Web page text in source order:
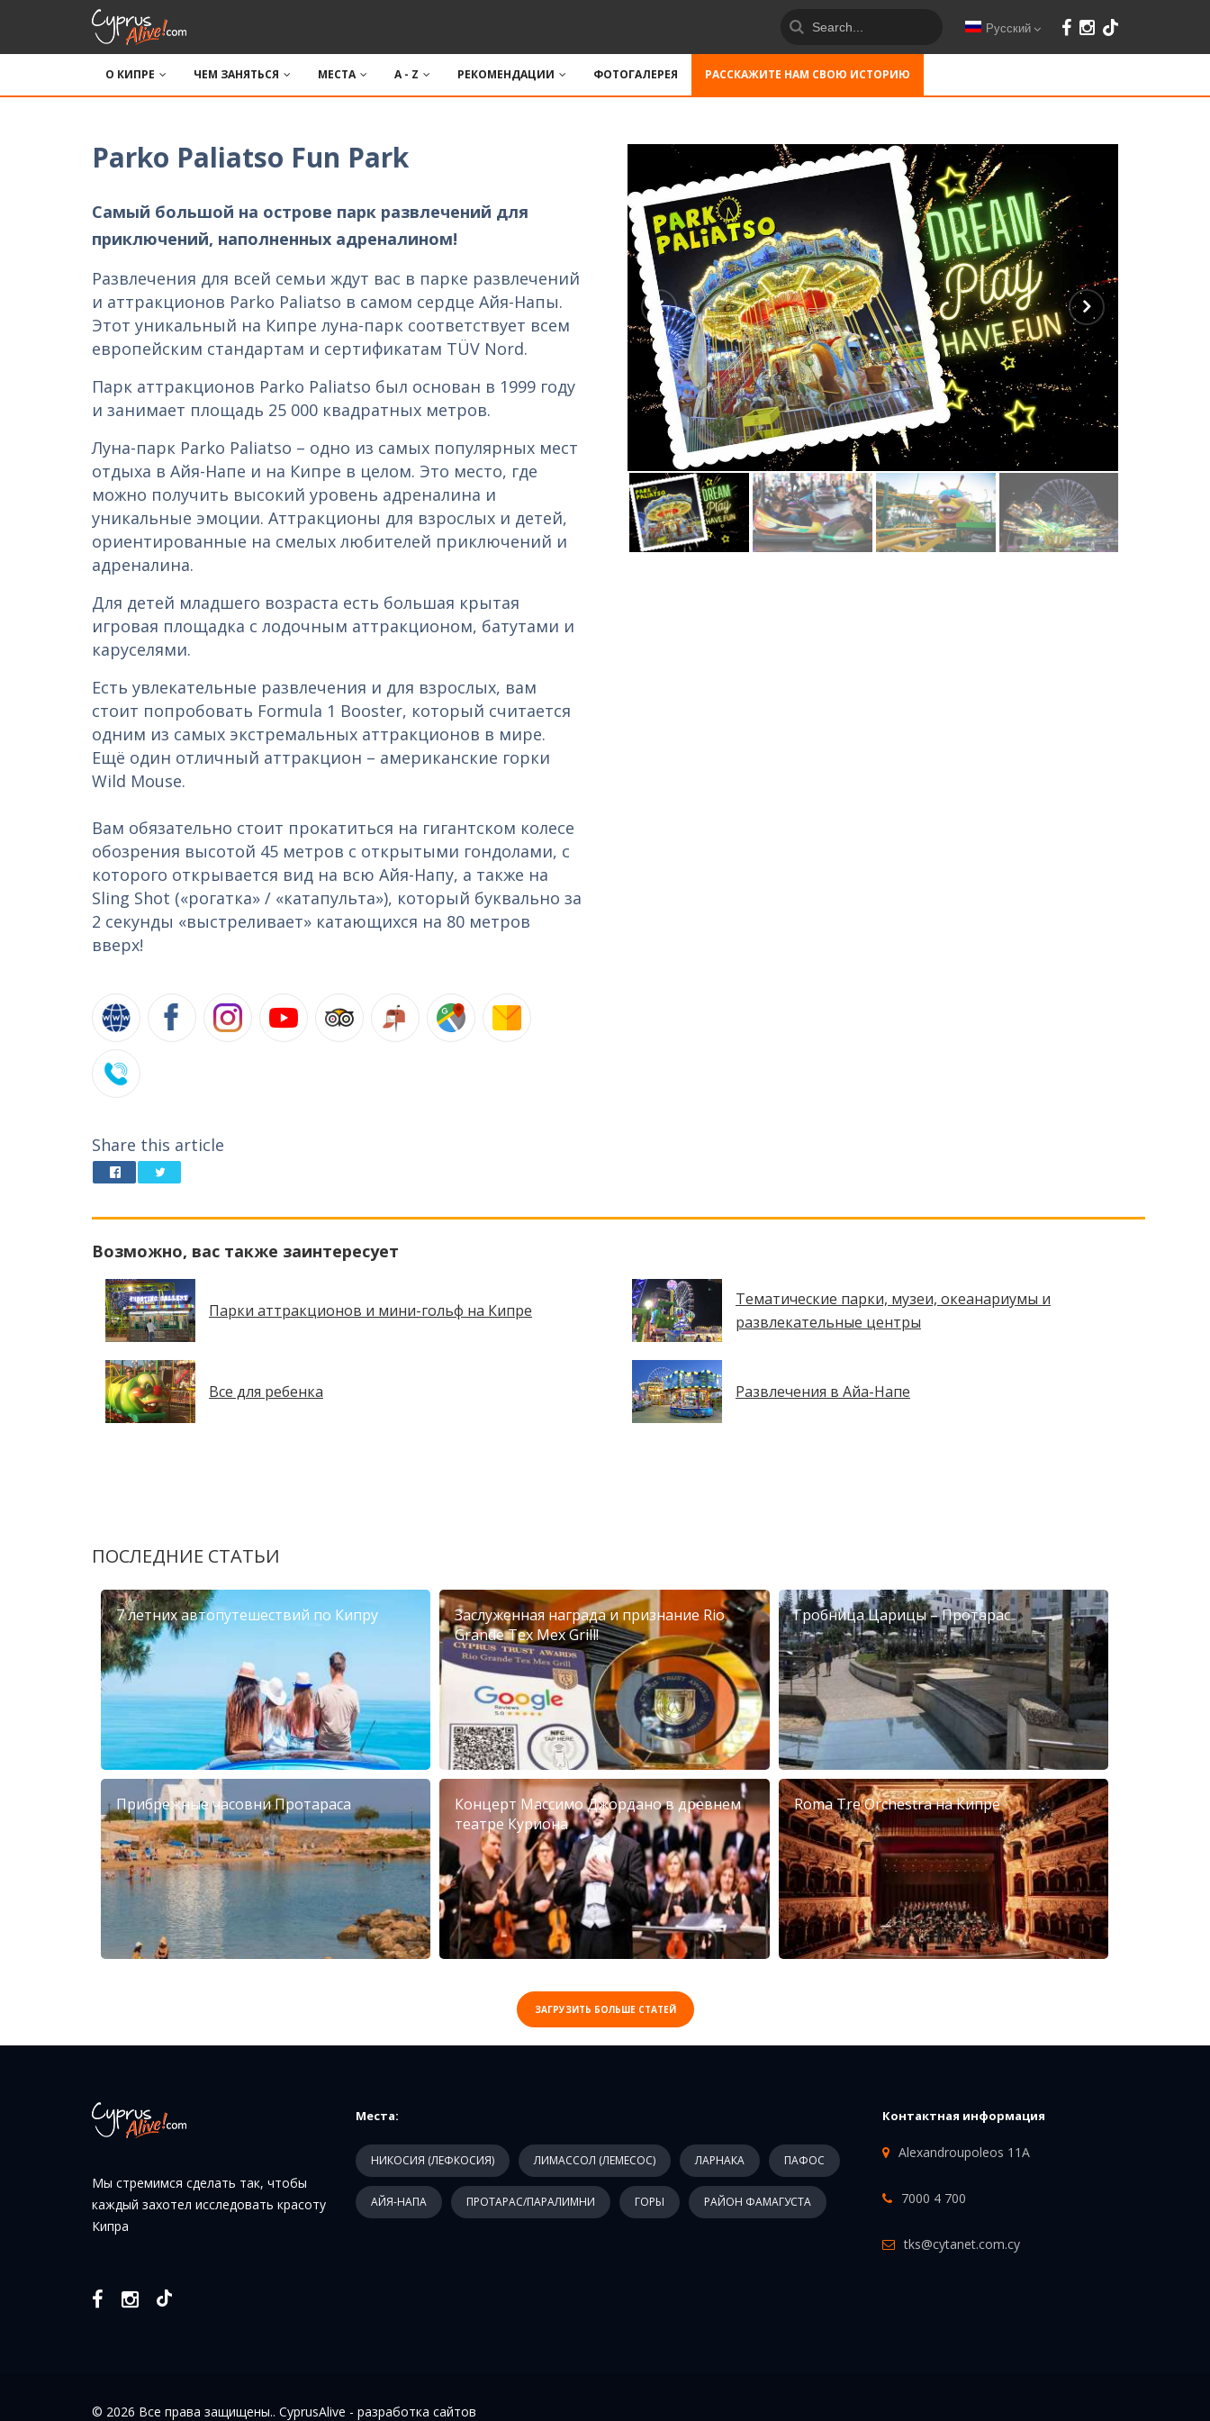
Русский
О КИПРЕ ЧЕМ ЗАНЯТЬСЯ МЕСТА A - Z РЕКОМЕНДАЦИИ ФОТОГАЛЕРЕЯ РАССКАЖИТЕ НАМ СВОЮ ИСТОРИЮ
Parko Paliatso Fun Park
Самый большой на острове парк развлечений для
приключений, наполненных адреналином!
Развлечения для всей семьи ждут вас в парке развлечений
и аттракционов Parko Paliatso в самом сердце Айя-Напы.
Этот уникальный на Кипре луна-парк соответствует всем
европейским стандартам и сертификатам TÜV Nord.
Парк аттракционов Parko Paliatso был основан в 1999 году
и занимает площадь 25 000 квадратных метров.
Луна-парк Parko Paliatso – одно из самых популярных мест
отдыха в Айя-Напе и на Кипре в целом. Это место, где
можно получить высокий уровень адреналина и
уникальные эмоции. Аттракционы для взрослых и детей,
ориентированные на смелых любителей приключений и
адреналина.
Для детей младшего возраста есть большая крытая
игровая площадка с лодочным аттракционом, батутами и
каруселями.
Есть увлекательные развлечения и для взрослых, вам
стоит попробовать Formula 1 Booster, который считается
одним из самых экстремальных аттракционов в мире.
Ещё один отличный аттракцион – американские горки
Wild Mouse.
Вам обязательно стоит прокатиться на гигантском колесе
обозрения высотой 45 метров с открытыми гондолами, с
которого открывается вид на всю Айя-Напу, а также на
Sling Shot («рогатка» / «катапульта»), который буквально за
2 секунды «выстреливает» катающихся на 80 метров
вверх!
Share this article
Возможно, вас также заинтересует
Парки аттракционов и мини-гольф на Кипре
Тематические парки, музеи, океанариумы и
развлекательные центры
Все для ребенка Развлечения в Айа-Напе
ПОСЛЕДНИЕ СТАТЬИ
7 летних автопутешествий по Кипру
Заслуженная награда и признание Rio
Grande Tex Mex Grill!
Гробница Царицы – Протарас
Прибрежные часовни Протараса
Концерт Массимо Джордано в древнем
театре Куриона
Roma Tre Orchestra на Кипре
ЗАГРУЗИТЬ БОЛЬШЕ СТАТЕЙ
Мы стремимся сделать так, чтобы
каждый захотел исследовать красоту
Кипра
Места:
НИКОСИЯ (ЛЕФКОСИЯ) ЛИМАССОЛ (ЛЕМЕСОС) ЛАРНАКА ПАФОС
АЙЯ-НАПА ПРОТАРАС/ПАРАЛИМНИ ГОРЫ РАЙОН ФАМАГУСТА
Контактная информация
Alexandroupoleos 11A
7000 4 700
tks@cytanet.com.cy
© 2026 Все права защищены.. CyprusAlive - разработка сайтов